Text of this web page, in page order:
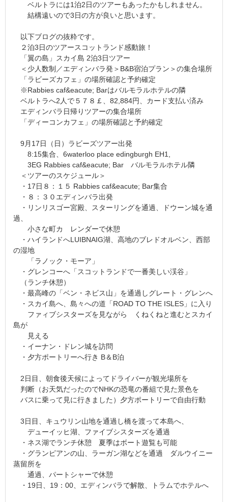
ベルトラには1泊2日のツアーもあったかもしれません。
結構遠いので3日の方が良いと思います。
以下ブログの抜粋です。
２泊3日のツアースコットランド感動旅！
「翼の島」スカイ島 2泊3日ツアー
＜少人数制／エディンバラ発＞B&B宿泊プラン＞の集合場所
「ラビーズカフェ」の場所確認と予約確定
※Rabbies caf&eacute; Barはバルモラルホテルの隣
ベルトラへ2人で５７８￡、82,884円、カード支払い済み
エディンバラ日帰りツアーの集合場所
「ディーコンカフェ」の場所確認と予約確定
9月17日（日）ラビーズツアー出発
8:15集合、6waterloo place edingburgh EH1,
3EG Rabbies caf&eacute; Bar バルモラルホテル隣
＜ツアーのスケジュール＞
・17日８：１５ Rabbies caf&eacute; Bar集合
・８：３０エディンバラ出発
・リンリスゴー宮殿、スターリングを通過、ドウーン城を通
過、
小さな町カ レンダーで休憩
・ハイランドへLUIBNAIG湖、高地のブレドオルベン、西部
の湿地
「ラノック・モーア」
・グレンコーへ「スコットランドで一番美しい渓谷」
（ランチ休憩）
・最高峰の「ベン・ネビス山」を通過しグレート・グレンへ
・スカイ島へ、島々への道「ROAD TO THE ISLES」に入り
ファィブシスターズを見ながら くねくねと進むとスカイ
島が
見える
・イーナン・ドレン城を訪問
・夕方ポートリーへ行き B＆B泊
2日目、朝食後天候によってドライバーが観光場所を
判断（お天気だったのでNHKの恐竜の番組で見た景色を
バスに乗って見に行きました）夕方ポートリーで自由行動
3日目、キュウリン山地を通過し橋を渡って本島へ、
デューイッヒ湖、ファイブシスターズを通過
・ネス湖でランチ休憩 夏季はボート遊覧も可能
・グランピアンの山、ラーガン湖などを通過 ダルウイニー
蒸留所を
通過、パートシャーで休憩
・19日、19：00、エディンバラで解散、トラムでホテルへ